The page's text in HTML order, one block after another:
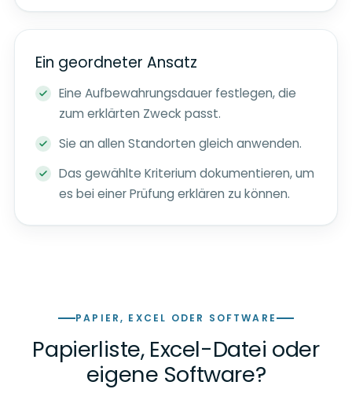
Ein geordneter Ansatz
Eine Aufbewahrungsdauer festlegen, die
zum erklärten Zweck passt.
Sie an allen Standorten gleich anwenden.
Das gewählte Kriterium dokumentieren, um
es bei einer Prüfung erklären zu können.
PAPIER, EXCEL ODER SOFTWARE
Papierliste, Excel-Datei oder
eigene Software?